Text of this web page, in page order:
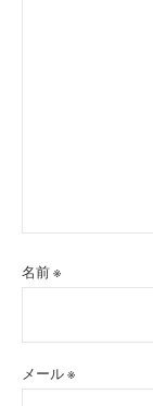
名前※
メール※